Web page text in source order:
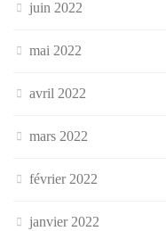
juin 2022
mai 2022
avril 2022
mars 2022
février 2022
janvier 2022